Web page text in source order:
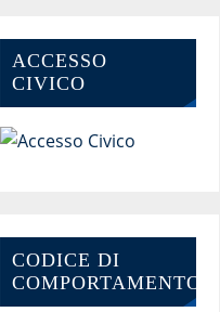
ACCESSO
CIVICO
CODICE DI
COMPORTAMENTO